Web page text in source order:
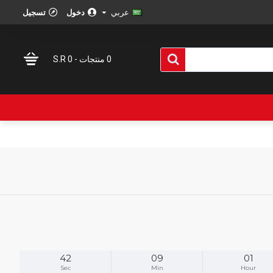
عربي دخول تسجيل
0 منتجات - S.R 0
01
Hour
09
Min
42
Sec